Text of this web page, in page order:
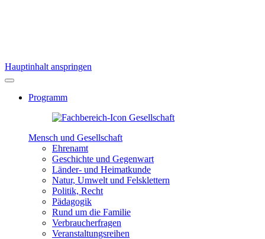
Hauptinhalt anspringen
Programm
Mensch und Gesellschaft
Ehrenamt
Geschichte und Gegenwart
Länder- und Heimatkunde
Natur, Umwelt und Felsklettern
Politik, Recht
Pädagogik
Rund um die Familie
Verbraucherfragen
Veranstaltungsreihen